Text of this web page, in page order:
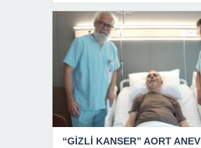
“GİZLİ KANSER” AORT